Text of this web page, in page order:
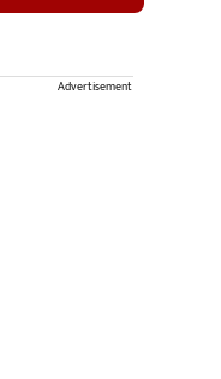
Advertisement